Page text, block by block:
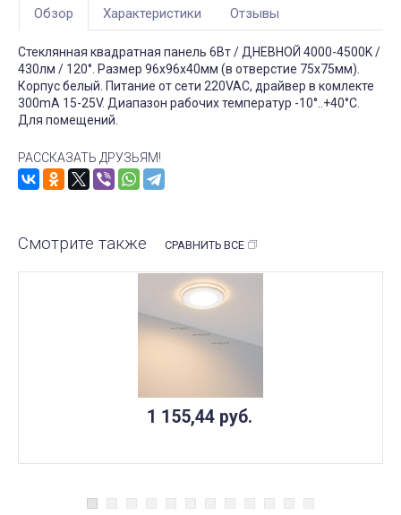
Обзор Характеристики Отзывы
Стеклянная квадратная панель 6Вт / ДНЕВНОЙ 4000-4500K /
430лм / 120°. Размер 96x96x40мм (в отверстие 75x75мм).
Корпус белый. Питание от сети 220VAC, драйвер в комлекте
300mA 15-25V. Диапазон рабочих температур -10°..+40°C.
Для помещений.
РАССКАЗАТЬ ДРУЗЬЯМ!
Смотрите также СРАВНИТЬ ВСЕ
1 155,44 руб.